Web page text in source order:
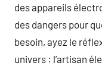
des appareils
des dangers pour
besoin, ayez le
univers : l’artisan